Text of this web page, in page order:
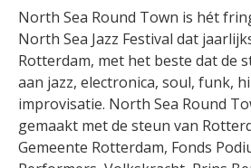
North Sea Round Town is hét
North Sea Jazz Festival dat
Rotterdam, met het beste dat de
aan jazz, electronica, soul, funk,
improvisatie. North Sea Round
gemaakt met de steun van
Gemeente Rotterdam, Fonds